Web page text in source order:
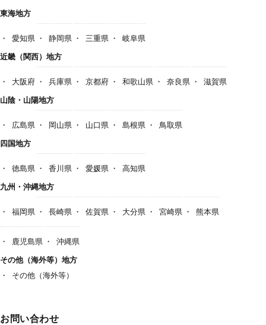
東海地方
愛知県 静岡県 三重県
岐阜県
近畿（関西）地方
大阪府 兵庫県 京都府 和歌山県 奈良県
滋賀県
山陰・山陽地方
広島県 岡山県 山口県 島根県
鳥取県
四国地方
徳島県 香川県 愛媛県
高知県
九州・沖縄地方
福岡県 長崎県 佐賀県 大分県 宮崎県 熊本県
鹿児島県
沖縄県
その他（海外等）地方
その他（海外等）
お問い合わせ